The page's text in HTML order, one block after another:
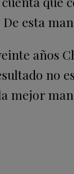
esta
años
no
mejor